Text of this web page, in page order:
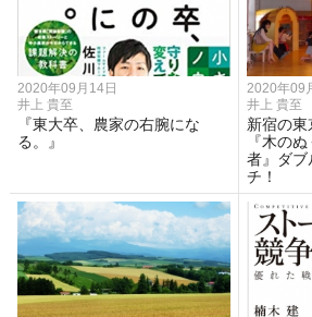
2020年09月14日
井上 貴至
『東大卒、農家の右腕にな
る。』
2020年09
井上 貴至
新宿の東
『木の
者』ダブ
チ！